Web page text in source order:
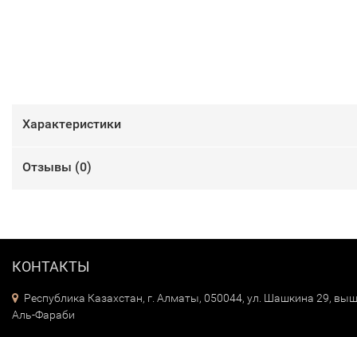
Характеристики
Отзывы (0)
КОНТАКТЫ
Республика Казахстан, г. Алматы, 050044, ул. Шашкина 29,
Аль-Фараби